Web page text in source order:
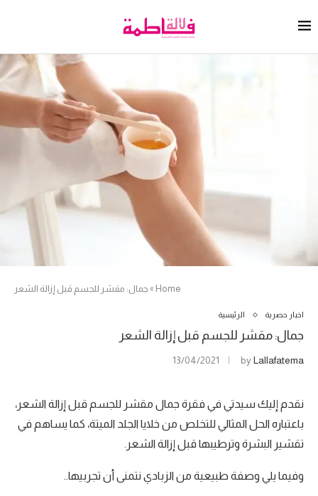
Home
» جمال: مقشر للجسم قبل إزالة الشعر
اخبار حصرية الرئيسية
جمال: مقشر للجسم قبل إزالة الشعر
byLallafatema
13/04/2021
نقدم إليك سيدتي في فقرة جمال مقشر للجسم قبل إزالة الشعر،
باعتباره الحل المثالي للتخلص من خلايا الجلد الميتة، كما يساهم في
تقشير البشرة وترطيبها قبل إزالة الشعر.
وفيما يلي وصفة طبيعية من الزبادي نتمنى أن تجربيها..